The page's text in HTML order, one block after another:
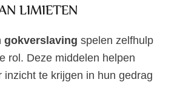
LIMIETEN
gokverslaving spelen zelfhulp
rol. Deze middelen helpen
inzicht te krijgen in hun gedrag